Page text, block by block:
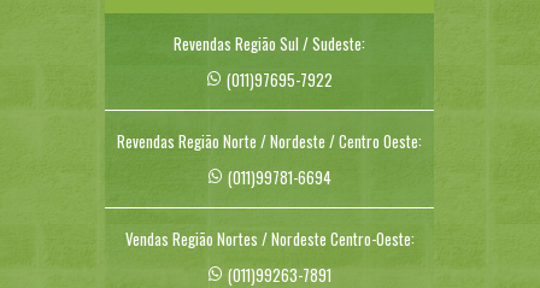
Revendas Região Sul / Sudeste:
(011)97695-7922
Revendas Região Norte / Nordeste / Centro Oeste:
(011)99781-6694
Vendas Região Nortes / Nordeste Centro-Oeste:
(011)99263-7891